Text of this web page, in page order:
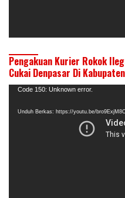
Pengakuan Kurier Rokok
Cukai Denpasar Di
Pemutar
Code 150: Unknown error.
Unduh Berkas: https://youtu.be/